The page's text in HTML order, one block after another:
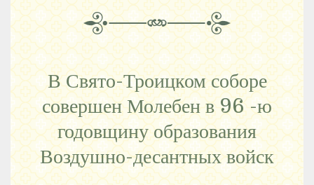
В Свято-Троицком соборе
совершен Молебен в 96 -ю
годовщину образования
Воздушно-десантных войск